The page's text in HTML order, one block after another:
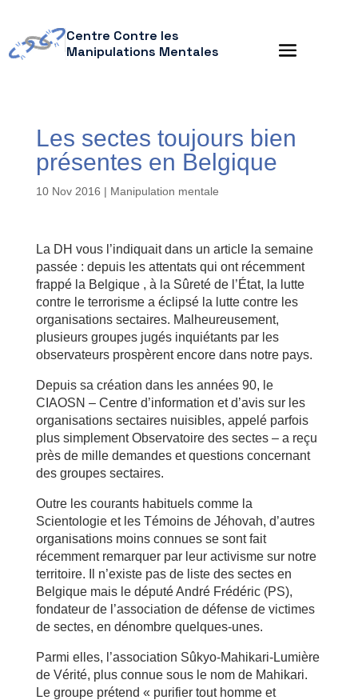
Centre Contre les
Manipulations Mentales
Les sectes toujours bien
présentes en Belgique
10 Nov 2016 | Manipulation mentale
La DH vous l’indiquait dans un article la semaine
passée : depuis les attentats qui ont récemment
frappé la Belgique , à la Sûreté de l’État, la lutte
contre le terrorisme a éclipsé la lutte contre les
organisations sectaires. Malheureusement,
plusieurs groupes jugés inquiétants par les
observateurs prospèrent encore dans notre pays.
Depuis sa création dans les années 90, le
CIAOSN – Centre d’information et d’avis sur les
organisations sectaires nuisibles, appelé parfois
plus simplement Observatoire des sectes – a reçu
près de mille demandes et questions concernant
des groupes sectaires.
Outre les courants habituels comme la
Scientologie et les Témoins de Jéhovah, d’autres
organisations moins connues se sont fait
récemment remarquer par leur activisme sur notre
territoire. Il n’existe pas de liste des sectes en
Belgique mais le député André Frédéric (PS),
fondateur de l’association de défense de victimes
de sectes, en dénombre quelques-unes.
Parmi elles, l’association Sûkyo-Mahikari-Lumière
de Vérité, plus connue sous le nom de Mahikari.
Le groupe prétend « purifier tout homme et